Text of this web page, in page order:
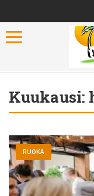
Toggle navigation
Kuukausi:
RUOKA